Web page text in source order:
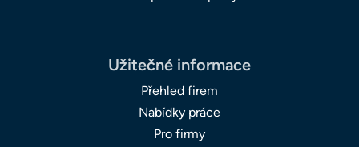
Užitečné informace
Přehled firem
Nabídky práce
Pro firmy